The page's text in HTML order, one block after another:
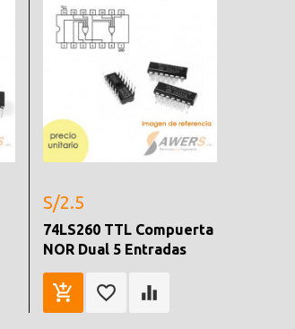
S/2.5
74LS260 TTL Compuerta
NOR Dual 5 Entradas